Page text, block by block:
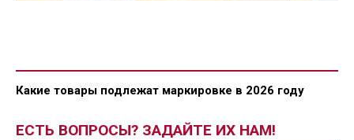
Какие товары подлежат маркировке в 2026 году
ЕСТЬ ВОПРОСЫ? ЗАДАЙТЕ ИХ НАМ!